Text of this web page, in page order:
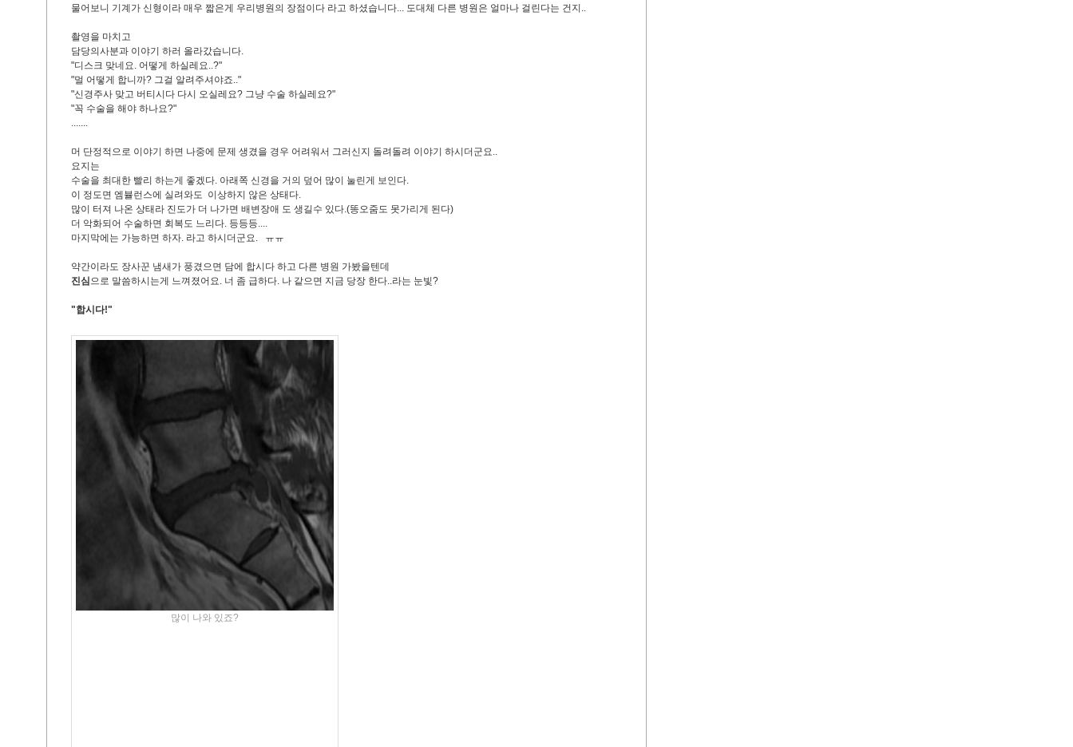
물어보니 기계가 신형이라 매우 짧은게 우리병원의 장점이다 라고 하셨습니다... 도대체 다른 병원은 얼마나 걸린다는 건지..
촬영을 마치고
담당의사분과 이야기 하러 올라갔습니다.
"디스크 맞네요. 어떻게 하실레요..?"
"멀 어떻게 합니까? 그걸 알려주셔야죠.."
"신경주사 맞고 버티시다 다시 오실레요? 그냥 수술 하실레요?"
"꼭 수술을 해야 하나요?"
.......
머 단정적으로 이야기 하면 나중에 문제 생겼을 경우 어려워서 그러신지 돌려돌려 이야기 하시더군요..
요지는
수술을 최대한 빨리 하는게 좋겠다. 아래쪽 신경을 거의 덮어 많이 눌린게 보인다.
이 정도면 엠뷸런스에 실려와도 이상하지 않은 상태다.
많이 터져 나온 상태라 진도가 더 나가면 배변장애 도 생길수 있다.(똥오줌도 못가리게 된다)
더 악화되어 수술하면 회복도 느리다. 등등등....
마지막에는 가능하면 하자. 라고 하시더군요. ㅠㅠ
약간이라도 장사꾼 냄새가 풍겼으면 담에 합시다 하고 다른 병원 가봤을텐데
진심 으로 말씀하시는게 느껴졌어요. 너 좀 급하다. 나 같으면 지금 당장 한다..라는 눈빛?
"합시다!"
많이 나와 있죠?